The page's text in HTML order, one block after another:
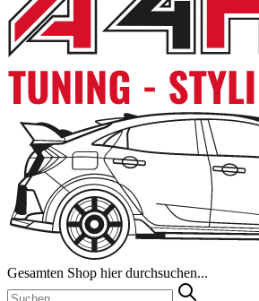
Gesamten Shop hier durchsuchen...